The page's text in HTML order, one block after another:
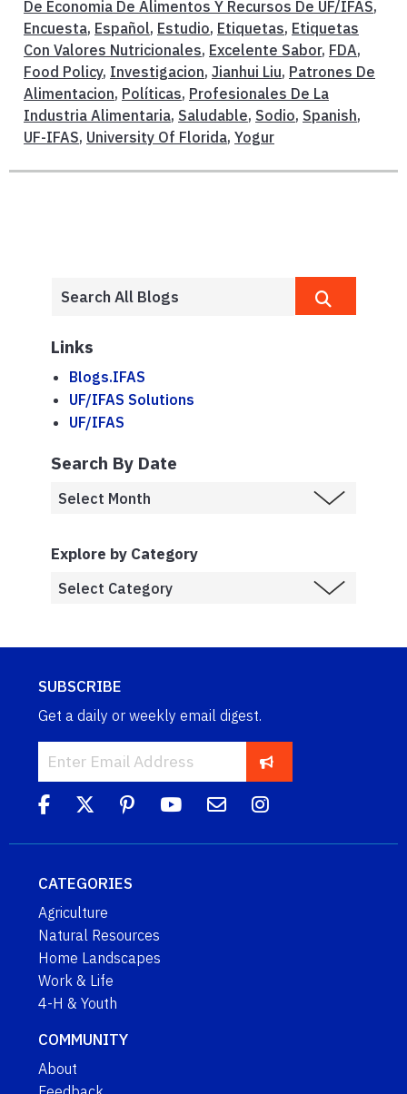
De Economia De Alimentos Y Recursos De UF/IFAS,
Encuesta, Español, Estudio, Etiquetas, Etiquetas
Con Valores Nutricionales, Excelente Sabor, FDA,
Food Policy, Investigacion, Jianhui Liu, Patrones De
Alimentacion, Políticas, Profesionales De La
Industria Alimentaria, Saludable, Sodio, Spanish,
UF-IFAS, University Of Florida, Yogur
Links
Blogs.IFAS
UF/IFAS Solutions
UF/IFAS
Search By Date
Explore by Category
SUBSCRIBE
Get a daily or weekly email digest.
CATEGORIES
Agriculture
Natural Resources
Home Landscapes
Work & Life
4-H & Youth
COMMUNITY
About